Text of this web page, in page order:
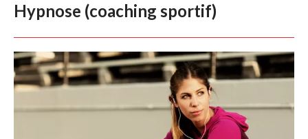
Hypnose (coaching sportif)